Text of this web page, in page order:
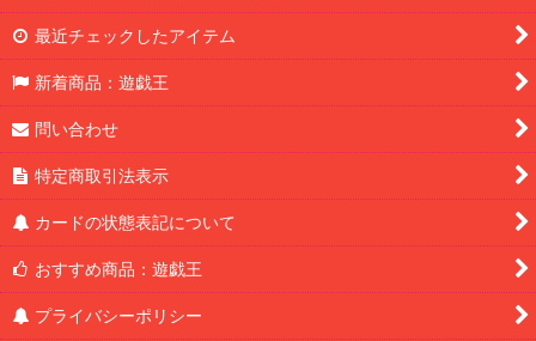
最近チェックしたアイテム
新着商品：遊戯王
問い合わせ
特定商取引法表示
カードの状態表記について
おすすめ商品：遊戯王
プライバシーポリシー